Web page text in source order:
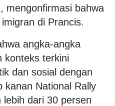
mengonfirmasi bahwa
di Prancis.
angka-angka
konteks terkini
dan sosial dengan
kanan National Rally
dari 30 persen